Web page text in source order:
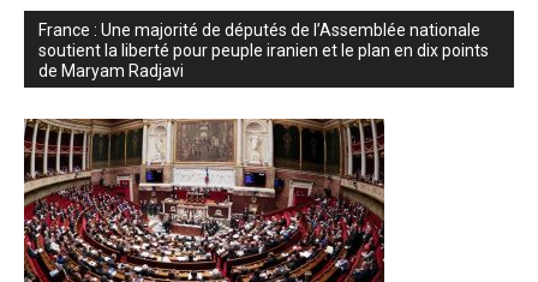
France : Une majorité de députés de l’Assemblée nationale
soutient la liberté pour peuple iranien et le plan en dix points
de Maryam Radjavi